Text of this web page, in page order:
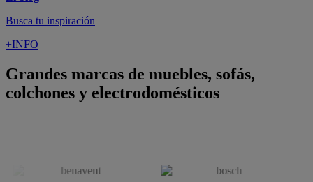
Busca tu inspiración
+INFO
Grandes marcas de muebles, sofás,
colchones y electrodomésticos